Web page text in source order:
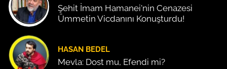
Şehit İmam Hamanei'nin Cenazesi
Ümmetin Vicdanını Konuşturdu!
HASAN BEDEL
Mevla: Dost mu, Efendi mi?